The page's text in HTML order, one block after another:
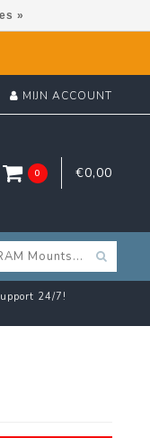
MIJN ACCOUNT
0 €0,00
24/7!
»